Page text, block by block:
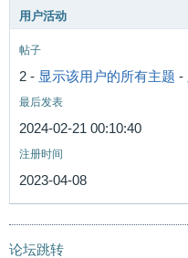
用户活动
帖子
2 - 显示该用户的所有主题 -
最后发表
2024-02-21 00:10:40
注册时间
2023-04-08
论坛跳转